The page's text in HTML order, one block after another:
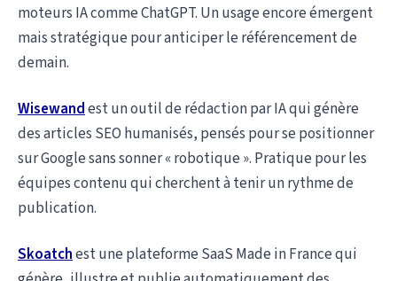
moteurs IA comme ChatGPT. Un usage encore émergent
mais stratégique pour anticiper le référencement de
demain.
Wisewandest un outil de rédaction par IA qui génère
des articles SEO humanisés, pensés pour se positionner
sur Google sans sonner « robotique ». Pratique pour les
équipes contenu qui cherchent à tenir un rythme de
publication.
Skoatchest une plateforme SaaS Made in France qui